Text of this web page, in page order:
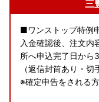
三
■ワンストップ特例
入金確認後、注文内
所へ申込完了日から
（返信封筒あり・切
※確定申告をされる